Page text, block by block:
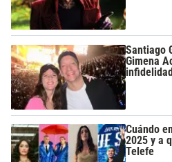
Santiago
Gimena
Cuándo
2025 y a
Telefe